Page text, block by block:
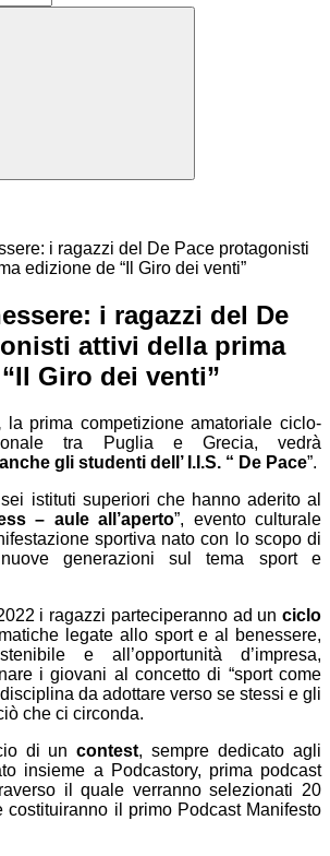
i ragazzi del De Pace protagonisti
edizione de “Il Giro dei venti”
i ragazzi del De
attivi della prima
Giro dei venti”
la prima competizione amatoriale ciclo-
tra Puglia e Grecia, vedrà
gli studenti dell’ I.I.S. “ De Pace”.
istituti superiori che hanno aderito al
– aule all’aperto”, evento culturale
sportiva nato con lo scopo di
generazioni sul tema sport e
i ragazzi parteciperanno ad un ciclo
legate allo sport e al benessere,
e all’opportunità d’impresa,
i giovani al concetto di “sport come
da adottare verso se stessi e gli
che ci circonda.
di uncontest, sempre dedicato agli
insieme a Podcastory, prima podcast
il quale verranno selezionati 20
costituiranno il primo Podcast Manifesto